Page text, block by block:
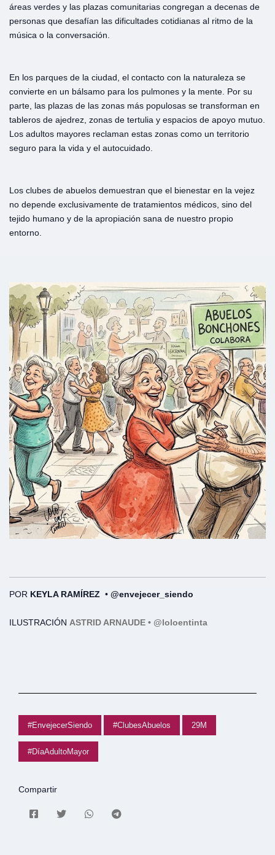
áreas verdes y las plazas comunitarias congregan a decenas de
personas que desafían las dificultades cotidianas al ritmo de la
música o la conversación.
En los parques de la ciudad, el contacto con la naturaleza se
convierte en un bálsamo para los pulmones y la mente. Por su
parte, las plazas de las zonas más populosas se transforman en
tableros de ajedrez, zonas de tertulia y espacios de apoyo mutuo.
Los adultos mayores reclaman estas zonas como un territorio
seguro para la vida y el autocuidado.
Los clubes de abuelos demuestran que el bienestar en la vejez
no depende exclusivamente de tratamientos médicos, sino del
tejido humano y de la apropiación sana de nuestro propio
entorno.
POR KEYLA RAMÍREZ • @envejecer_siendo
ILUSTRACIÓN ASTRID ARNAUDE • @loloentinta
#EnvejecerSiendo #ClubesAbuelos 29M
#DíaAdultoMayor
Compartir